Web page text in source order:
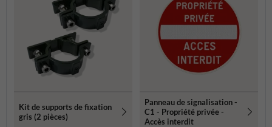
Kit de supports de fixation
gris (2 pièces)
Panneau de signalisation -
C1 - Propriété privée -
Accès interdit